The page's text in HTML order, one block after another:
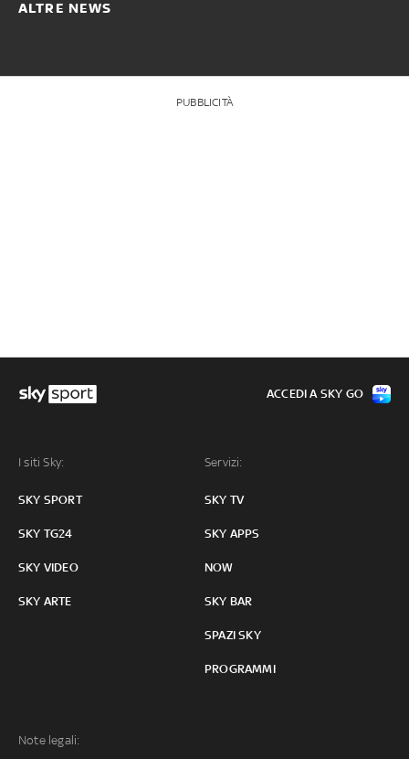
ALTRE NEWS
PUBBLICITÀ
I siti Sky:
SKY SPORT
SKY TG24
SKY VIDEO
SKY ARTE
Servizi:
SKY TV
SKY APPS
NOW
SKY BAR
SPAZI SKY
PROGRAMMI
Note legali:
ACCEDI A SKY GO